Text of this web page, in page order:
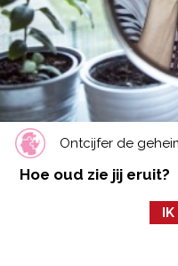
Ontcijfer de
Hoe oud zie jij eruit?
IK